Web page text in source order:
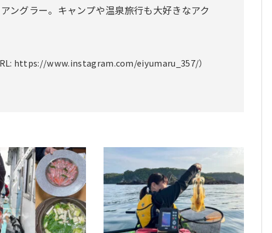
ングラー。キャンプや温泉旅行も大好きなアク
https://www.instagram.com/eiyumaru_357/）